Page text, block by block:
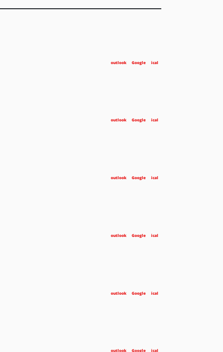
ical
Google
outlook
ical
Google
outlook
ical
Google
outlook
ical
Google
outlook
ical
Google
outlook
ical
Google
outlook